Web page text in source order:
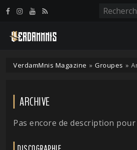
VerdamMnis Magazine » Groupes »
ARCHIVE
Pas encore de description
Panneau de gestion des cookies